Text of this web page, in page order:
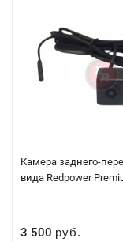
Камера заднего-
вида Redpower
3 500 руб.